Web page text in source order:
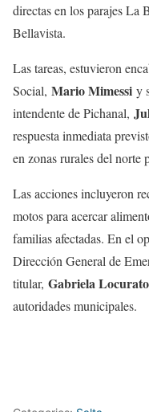
directas en los parajes La
Bellavista.
Las tareas, estuvieron
Social, Mario Mimessi y
intendente de Pichanal,
respuesta inmediata
en zonas rurales del norte
Las acciones incluyeron
motos para acercar
familias afectadas. En el
Dirección General de
titular, Gabriela
autoridades municipales.